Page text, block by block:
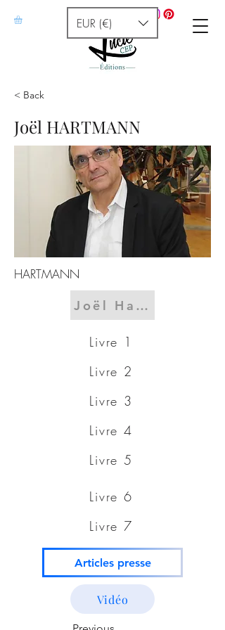
EUR (€)
< Back
Joël HARTMANN
HARTMANN
Joël Hartmann a
Livre 1
Livre 2
Livre 3
Livre 4
Livre 5
Livre 6
Livre 7
Articles presse
Vidéo